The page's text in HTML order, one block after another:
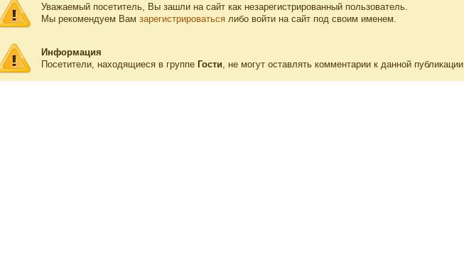
Уважаемый посетитель, Вы зашли на сайт как незарегистрированный пользователь.
Мы рекомендуем Вам зарегистрироваться либо войти на сайт под своим именем.
Информация
Посетители, находящиеся в группе Гости , не могут оставлять комментарии к данной публикации.